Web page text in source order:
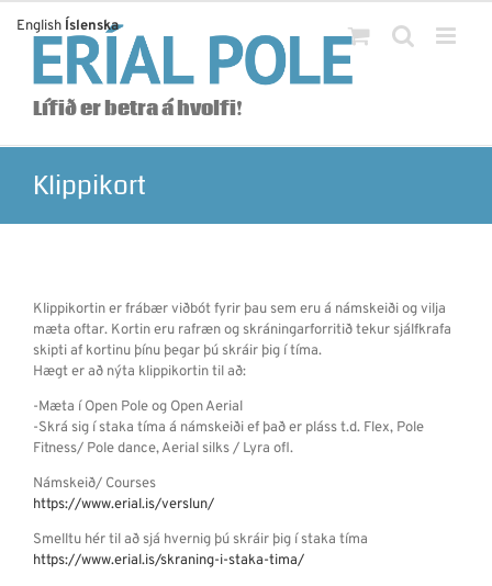
content
Lífið er betra á hvolfi!
Klippikort
Klippikortin er frábær viðbót fyrir þau sem eru á námskeiði og vilja
mæta oftar. Kortin eru rafræn og skráningarforritið tekur sjálfkrafa
skipti af kortinu þínu þegar þú skráir þig í tíma.
Hægt er að nýta klippikortin til að:
-Mæta í Open Pole og Open Aerial
-Skrá sig í staka tíma á námskeiði ef það er pláss t.d. Flex, Pole
Fitness/ Pole dance, Aerial silks / Lyra ofl.
Námskeið/ Courses
https://www.erial.is/verslun/
Smelltu hér til að sjá hvernig þú skráir þig í staka tíma
https://www.erial.is/skraning-i-staka-tima/
English Íslenska